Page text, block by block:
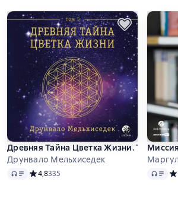
Древняя Тайна Цветка Жизни. Том 1
Друнвало Мельхиседек
Audio Средний рейтинг 4,8 на основе 335
4,8335 Audio